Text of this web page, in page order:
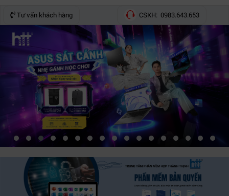
Tư vấn khách hàng CSKH: 0983.643.653